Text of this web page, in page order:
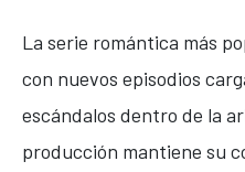
La serie romántica más
con nuevos episodios
escándalos dentro de la
producción mantiene su